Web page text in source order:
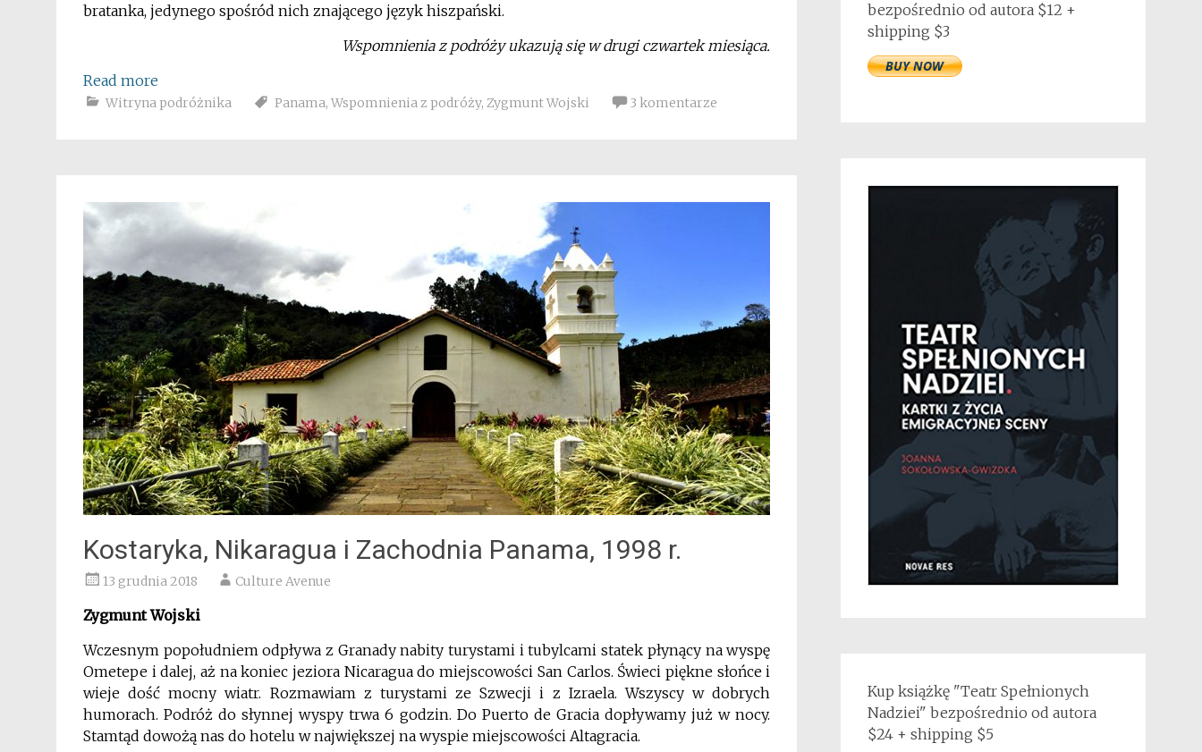
bratanka, jedynego spośród nich znającego język hiszpański.
Wspomnienia z podróży ukazują się w drugi czwartek miesiąca.
Read more
Witryna podróżnika Panama, Wspomnienia z podróży, Zygmunt Wojski 3 komentarze
Kostaryka, Nikaragua i Zachodnia Panama, 1998 r.
13 grudnia 2018 Culture Avenue
Zygmunt Wojski
Wczesnym popołudniem odpływa z Granady nabity turystami i tubylcami statek płynący na wyspę
Ometepe i dalej, aż na koniec jeziora Nicaragua do miejscowości San Carlos. Świeci piękne słońce i
wieje dość mocny wiatr. Rozmawiam z turystami ze Szwecji i z Izraela. Wszyscy w dobrych
humorach. Podróż do słynnej wyspy trwa 6 godzin. Do Puerto de Gracia dopływamy już w nocy.
Stamtąd dowożą nas do hotelu w największej na wyspie miejscowości Altagracia.
bezpośrednio od autora $12 +
shipping $3
Kup książkę "Teatr Spełnionych
Nadziei" bezpośrednio od autora
$24 + shipping $5